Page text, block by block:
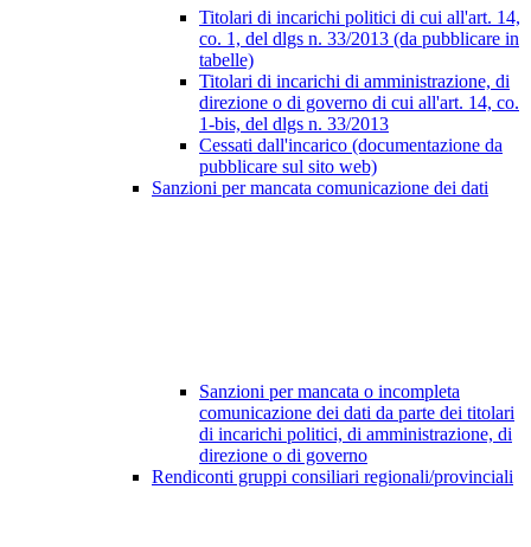
Titolari di incarichi politici di cui all'art. 14,
co. 1, del dlgs n. 33/2013 (da pubblicare in
tabelle)
Titolari di incarichi di amministrazione, di
direzione o di governo di cui all'art. 14, co.
1-bis, del dlgs n. 33/2013
Cessati dall'incarico (documentazione da
pubblicare sul sito web)
Sanzioni per mancata comunicazione dei dati
Sanzioni per mancata o incompleta
comunicazione dei dati da parte dei titolari
di incarichi politici, di amministrazione, di
direzione o di governo
Rendiconti gruppi consiliari regionali/provinciali